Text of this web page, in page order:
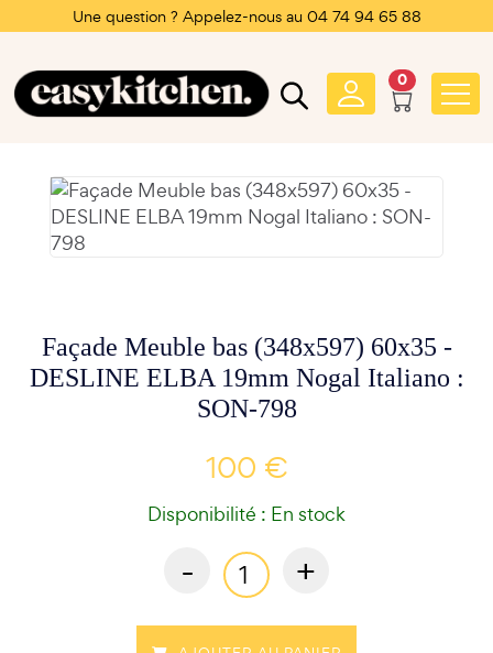
Une question ? Appelez-nous au 04 74 94 65 88
0
Façade Meuble bas (348x597) 60x35 -
DESLINE ELBA 19mm Nogal Italiano :
SON-798
100 €
Disponibilité : En stock
- +